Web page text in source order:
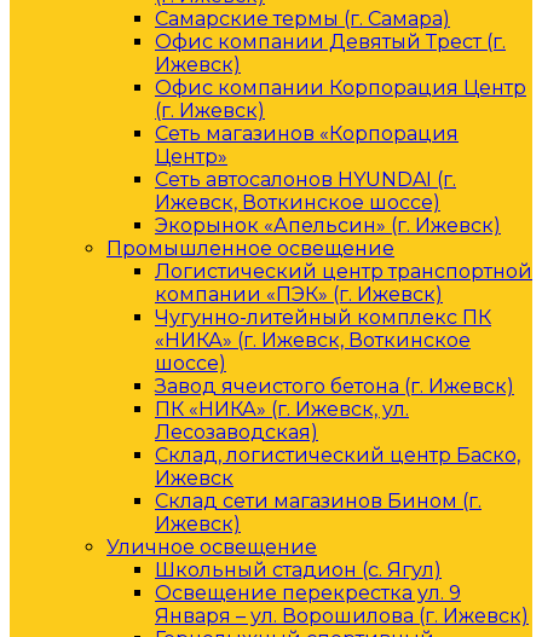
Самарские термы (г. Самара)
Офис компании Девятый Трест (г.
Ижевск)
Офис компании Корпорация Центр
(г. Ижевск)
Сеть магазинов «Корпорация
Центр»
Сеть автосалонов HYUNDAI (г.
Ижевск, Воткинское шоссе)
Экорынок «Апельсин» (г. Ижевск)
Промышленное освещение
Логистический центр транспортной
компании «ПЭК» (г. Ижевск)
Чугунно-литейный комплекс ПК
«НИКА» (г. Ижевск, Воткинское
шоссе)
Завод ячеистого бетона (г. Ижевск)
ПК «НИКА» (г. Ижевск, ул.
Лесозаводская)
Склад, логистический центр Баско,
Ижевск
Склад сети магазинов Бином (г.
Ижевск)
Уличное освещение
Школьный стадион (с. Ягул)
Освещение перекрестка ул. 9
Января – ул. Ворошилова (г. Ижевск)